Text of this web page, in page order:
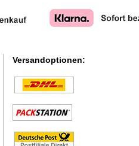
Versandoptionen: